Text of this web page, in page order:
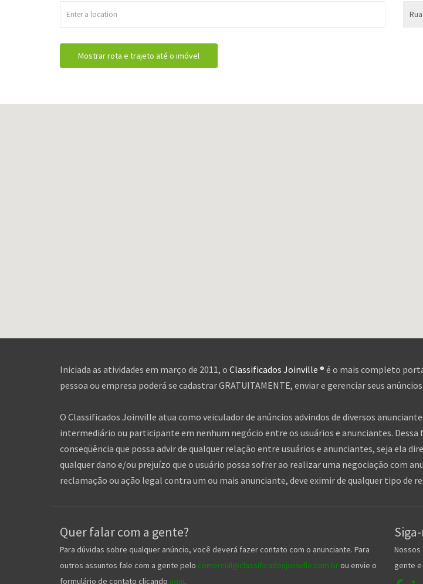
Iniciada as atividades em março de 2011, o Classificados Joinville ® é o mais completo
pessoa ou empresa poderá se cadastrar GRATUITAMENTE, enviar e gerenciar seus
O Classificados Joinville atua como veiculador de anúncios advindos de diversos
intermediário ou participante em nenhum negócio entre os usuários e anunciantes.
conseqüência que possa advir de qualquer relação entre usuários e anunciantes, seja ela
qualquer dano e/ou prejuízo que o usuário possa sofrer ao realizar uma negociação com
reclamação ou ação legal contra um ou mais anunciante, deve eximir de qualquer tipo de
Quer falar com a gente?
Para dúvidas sobre qualquer anúncio, você deverá fazer contato com o anunciante. Para
outros assuntos fale com a gente pelo comercial@classificadosjoinville.com.br ou envie o
formulário de contato clicando aqui.
Nossos
gente